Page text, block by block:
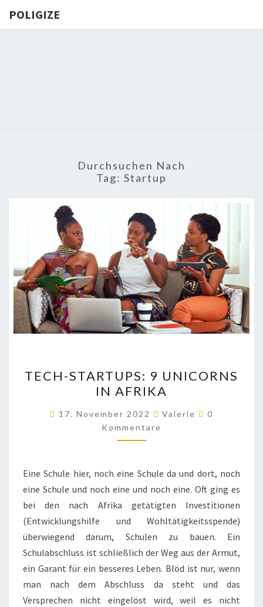
POLIGIZE
Durchsuchen Nach
Tag: Startup
STARTUPS:
9
UNICORNS
IN
AFRIKA
TECH-STARTUPS: 9 UNICORNS
IN AFRIKA
17. November 2022 Valerie Kommentare
0
Kommentare
Eine Schule hier, noch eine Schule da und dort, noch
eine Schule und noch eine und noch eine. Oft ging es
bei den nach Afrika getätigten Investitionen
(Entwicklungshilfe und Wohltätigkeitsspende)
überwiegend darum, Schulen zu bauen. Ein
Schulabschluss ist schließlich der Weg aus der Armut,
ein Garant für ein besseres Leben. Blöd ist nur, wenn
man nach dem Abschluss da steht und das
Versprechen nicht eingelöst wird, weil es nicht